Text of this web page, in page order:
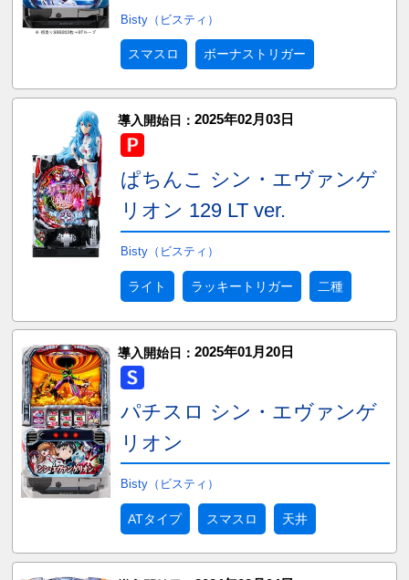
Bisty（ビスティ）
スマスロ ボーナストリガー
導入開始日： 2025年02月03日
ぱちんこ シン・エヴァンゲ
リオン 129 LT ver.
Bisty（ビスティ）
ライト ラッキートリガー 二種
導入開始日： 2025年01月20日
パチスロ シン・エヴァンゲ
リオン
Bisty（ビスティ）
ATタイプ スマスロ 天井